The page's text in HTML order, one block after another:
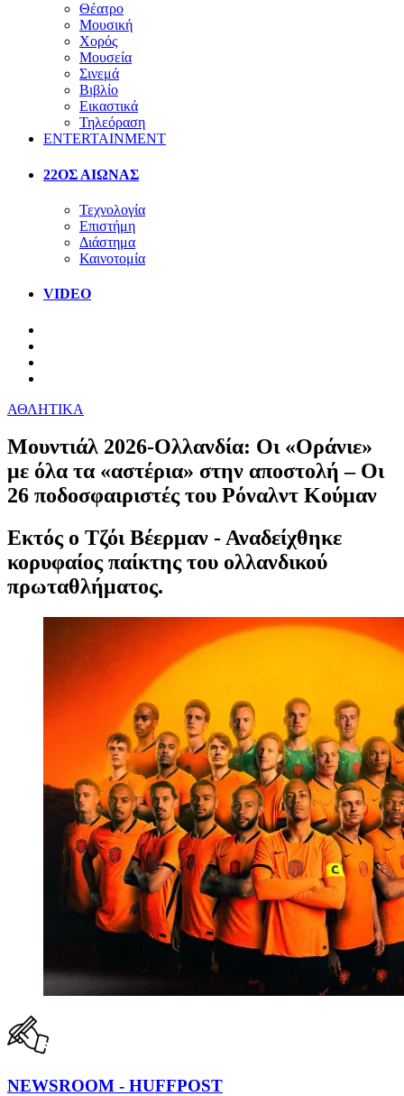
Θέατρο
Μουσική
Χορός
Μουσεία
Σινεμά
Βιβλίο
Εικαστικά
Τηλεόραση
ENTERTAINMENT
22ΟΣ ΑΙΩΝΑΣ
Τεχνολογία
Επιστήμη
Διάστημα
Καινοτομία
VIDEO
ΑΘΛΗΤΙΚΑ
Μουντιάλ 2026-Ολλανδία: Οι «Οράνιε»
με όλα τα «αστέρια» στην αποστολή – Οι
26 ποδοσφαιριστές του Ρόναλντ Κούμαν
Εκτός ο Τζόι Βέερμαν - Αναδείχθηκε
κορυφαίος παίκτης του ολλανδικού
πρωταθλήματος.
NEWSROOM - HUFFPOST